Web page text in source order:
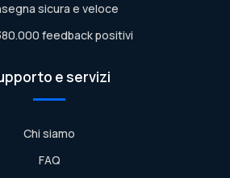
sicura e veloce
feedback positivi
e servizi
Chi siamo
FAQ